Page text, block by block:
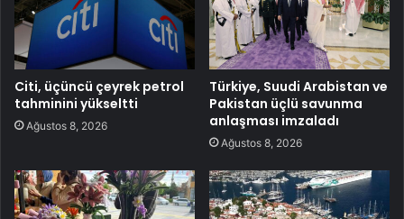
Citi, üçüncü çeyrek petrol
tahminini yükseltti
Ağustos 8, 2026
Türkiye, Suudi Arabistan ve
Pakistan üçlü savunma
anlaşması imzaladı
Ağustos 8, 2026